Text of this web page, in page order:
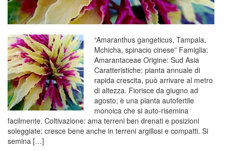
“Amaranthus gangeticus, Tampala,
Mchicha, spinacio cinese” Famiglia:
Amarantaceae Origine: Sud Asia
Caratteristiche: pianta annuale di
rapida crescita, può arrivare al metro
di altezza. Fiorisce da giugno ad
agosto; è una pianta autofertile
monoica che si auto-risemina
facilmente. Coltivazione: ama terreni ben drenati e posizioni
soleggiate; cresce bene anche in terreni argillosi e compatti. Si
semina […]